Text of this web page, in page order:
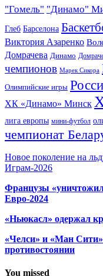
"Гомель" "Динамо"
Глеб Барселона
Виктория Азаренко
Домрачева Динамо
чемпионов Марек Сикора
Олимпийские игры
ХК «Динамо» Минск
лига европы мини-футбол
чемпионат
Новое поколение на
Играм-2026
Французы
Евро-2024
«Ньюкасл» одержал
«Челси» и «Ман
противостоянии
You missed